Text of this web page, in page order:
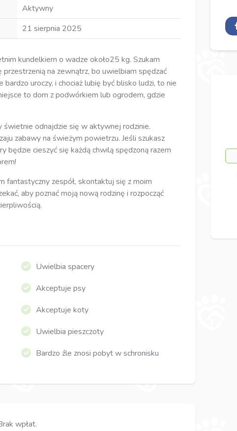
Aktywny
21 sierpnia 2025
kundelkiem o wadze około25 kg. Szukam
na zewnątrz, bo uwielbiam spędzać
uroczy, i chociaż lubię być blisko ludzi, to nie
to dom z podwórkiem lub ogrodem, gdzie
odnajdzie się w aktywnej rodzinie.
zabawy na świeżym powietrzu. Jeśli szukasz
będzie cieszyć się każdą chwilą spędzoną razem
fantastyczny zespół, skontaktuj się z moim
aby poznać moją nową rodzinę i rozpocząć
Uwielbia spacery
Akceptuje psy
Akceptuje koty
Uwielbia pieszczoty
Bardzo źle znosi pobyt w schronisku
wpłat.